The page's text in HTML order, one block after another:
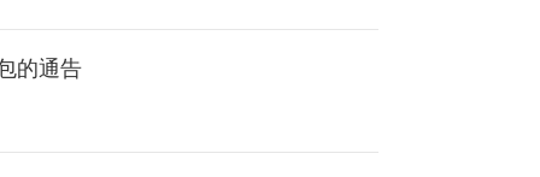
的通告